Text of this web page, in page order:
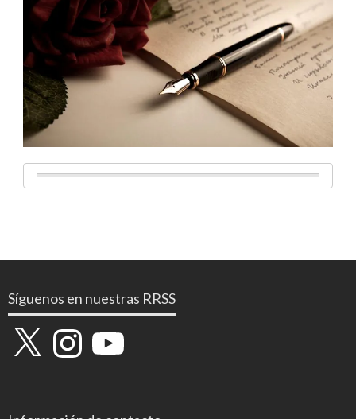
Síguenos en nuestras RRSS
X InstagramYouTube